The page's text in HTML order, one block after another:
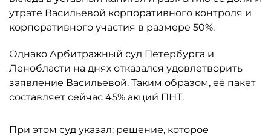
утрате Васильевой корпоративного контроля и
корпоративного участия в размере 50%.
Однако Арбитражный суд Петербурга и
Ленобласти на днях отказался удовлетворить
заявление Васильевой. Таким образом, её пакет
составляет сейчас 45% акций ПНТ.
При этом суд указал: решение, которое